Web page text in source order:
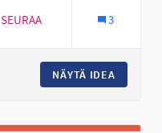
28 SEURAAJAA
SEURAA 3
NÄYTÄ IDEA